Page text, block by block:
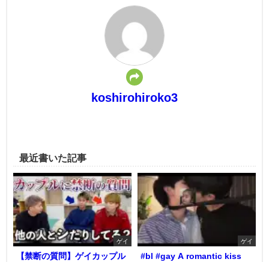
koshirohiroko3
最近書いた記事
ゲイ
【禁断の質問】ゲイカップル
ゲイ
#bl #gay A romantic kiss